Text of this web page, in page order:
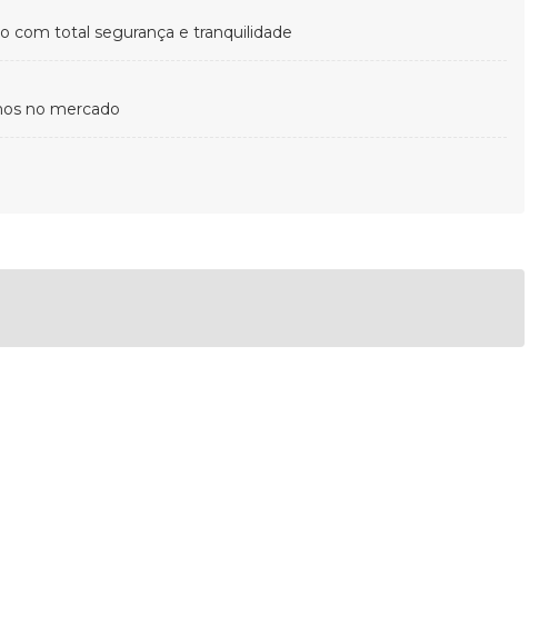
com total segurança e tranquilidade
no mercado